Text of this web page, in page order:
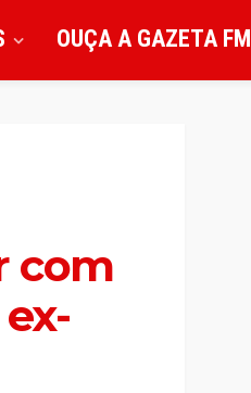
OUÇA A GAZETA FM
com